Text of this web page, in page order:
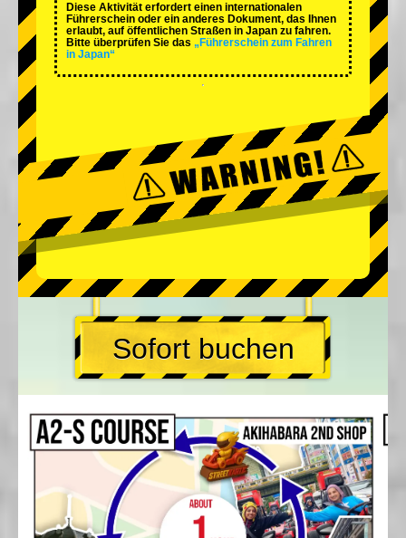
Diese Aktivität erfordert einen internationalen
Führerschein oder ein anderes Dokument, das Ihnen
erlaubt, auf öffentlichen Straßen in Japan zu fahren.
Bitte überprüfen Sie das „Führerschein zum Fahren
in Japan“
Sofort buchen